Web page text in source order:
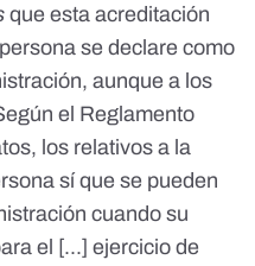
que esta acreditación
se declare como
aunque a los
el Reglamento
, los relativos a la
sí que se pueden
cuando su
el [...] ejercicio de